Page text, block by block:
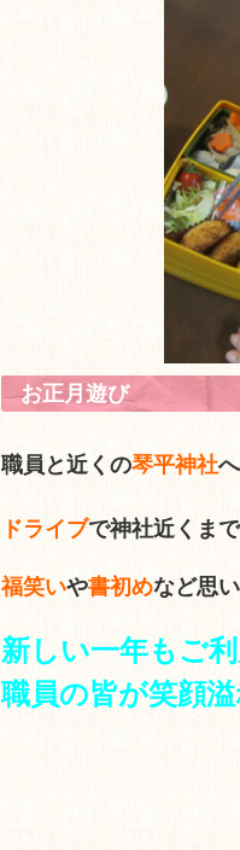
お正月遊び
職員と近くの琴平神社へ
ドライブで神社近くま
福笑いや書初めなど思
新しい一年もご
職員の皆が笑顔